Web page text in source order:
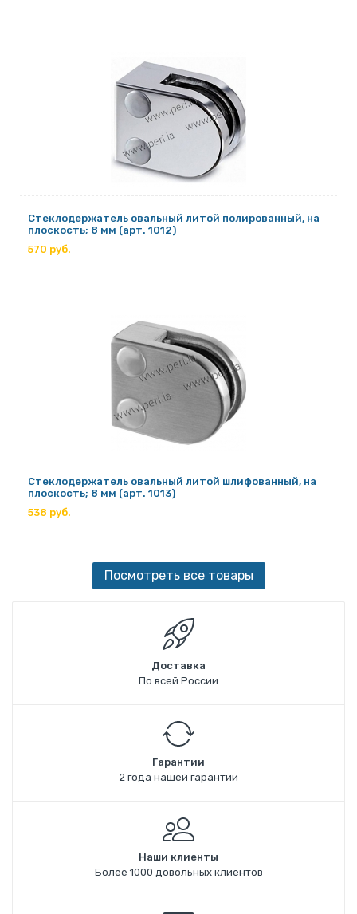
Стеклодержатель овальный литой полированный, на
плоскость; 8 мм (арт. 1012)
570 руб.
Стеклодержатель овальный литой шлифованный, на
плоскость; 8 мм (арт. 1013)
538 руб.
Посмотреть все товары
Доставка
По всей России
Гарантии
2 года нашей гарантии
Наши клиенты
Более 1000 довольных клиентов